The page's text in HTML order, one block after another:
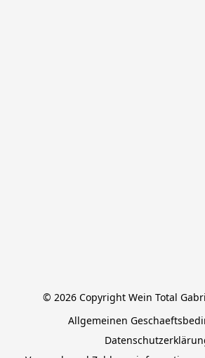
© 2026 Copyright Wein Total
Allgemeinen